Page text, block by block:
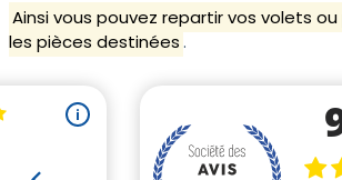
Ainsi vous pouvez repartir vos volets
les pièces destinées.